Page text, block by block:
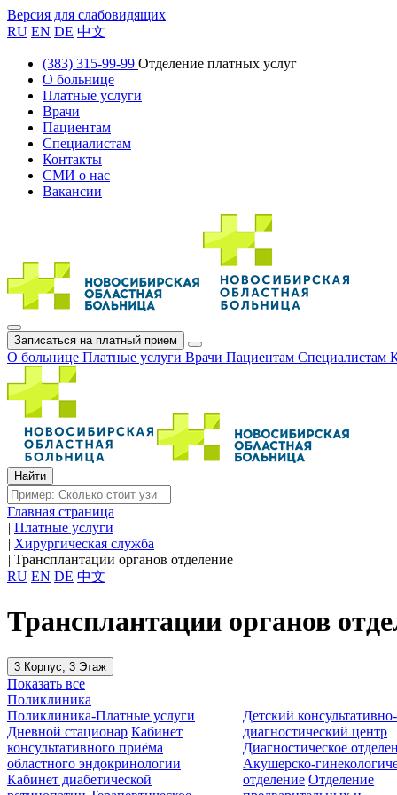
Версия для слабовидящих
RU EN DE 中文
(383) 315-99-99 Отделение платных услуг
О больнице
Платные услуги
Врачи
Пациентам
Специалистам
Контакты
СМИ о нас
Вакансии
Записаться на платный прием
О больнице Платные услуги Врачи Пациентам Специалистам
Главная страница
| Платные услуги
| Хирургическая служба
| Трансплантации органов отделение
RU EN DE 中文
Трансплантации органов
3 Корпус, 3 Этаж
Показать все
Поликлиника
Поликлиника-Платные услуги
Дневной стационар Кабинет
консультативного приёма
областного эндокринологии
Кабинет диабетической
Детский консультативно-
диагностический центр
Диагностическое
Акушерско-
отделение Отделение